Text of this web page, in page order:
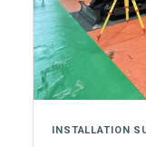
INSTALLATION